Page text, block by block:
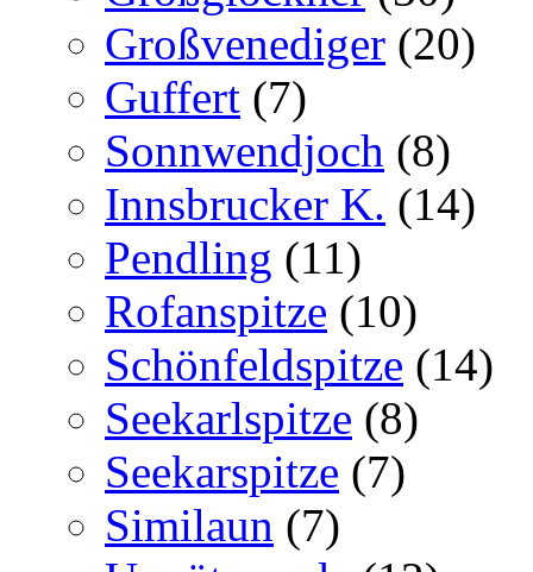
Großvenediger (20)
Guffert (7)
Sonnwendjoch (8)
Innsbrucker K. (14)
Pendling (11)
Rofanspitze (10)
Schönfeldspitze (14)
Seekarlspitze (8)
Seekarspitze (7)
Similaun (7)